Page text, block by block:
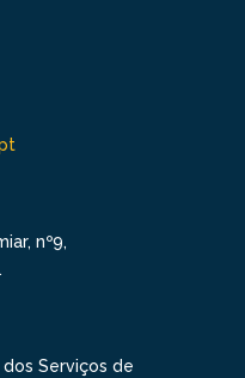
nº9,
Serviços de